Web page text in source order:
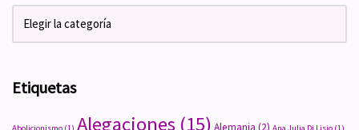
Etiquetas
Alegaciones (15) Alemania (2)